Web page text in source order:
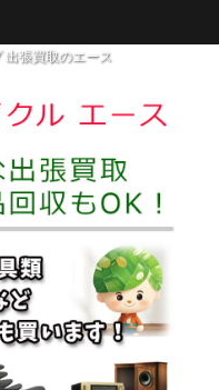
出張買取のエース